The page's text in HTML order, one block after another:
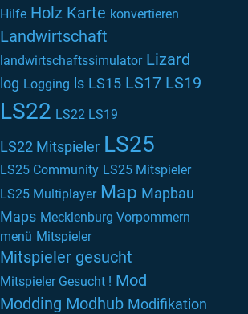
Hilfe Holz Karte konvertieren
Landwirtschaft
landwirtschaftssimulator Lizard
log Logging ls LS15 LS17 LS19
LS22 LS22 LS19
LS22 Mitspieler LS25
LS25 Community LS25 Mitspieler
LS25 Multiplayer Map Mapbau
Maps Mecklenburg Vorpommern
menü Mitspieler
Mitspieler gesucht
Mitspieler Gesucht ! Mod
Modding Modhub Modifikation